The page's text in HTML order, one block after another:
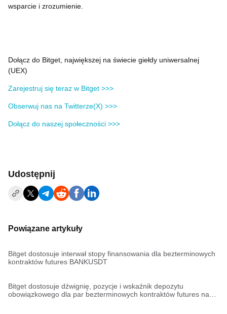
wsparcie i zrozumienie.
Dołącz do Bitget, największej na świecie giełdy uniwersalnej
(UEX)
Zarejestruj się teraz w Bitget >>>
Obserwuj nas na Twitterze(X) >>>
Dołącz do naszej społeczności >>>
Udostępnij
Powiązane artykuły
Bitget dostosuje interwał stopy finansowania dla bezterminowych
kontraktów futures BANKUSDT
Bitget dostosuje dźwignię, pozycje i wskaźnik depozytu
obowiązkowego dla par bezterminowych kontraktów futures na